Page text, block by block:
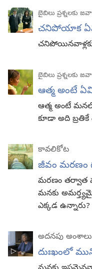
బైబిలు ప్రశ్నలకు
చనిపోయాక ఏమి
బైబిలు ప్రశ్నలకు
ఆత్మ అంటే
ఆత్మ అంటే
కూడా అది బ్రతికే
కావలికోట
జీవం మరణం
మరణం తర్వాత
మనకు
ఎక్కడ ఉన్నారు?
అదనపు అంశాలు
దుఃఖంలో